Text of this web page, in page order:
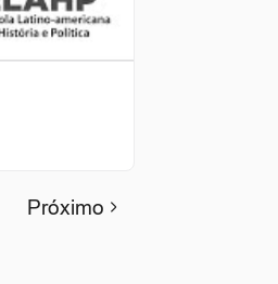
Próximo